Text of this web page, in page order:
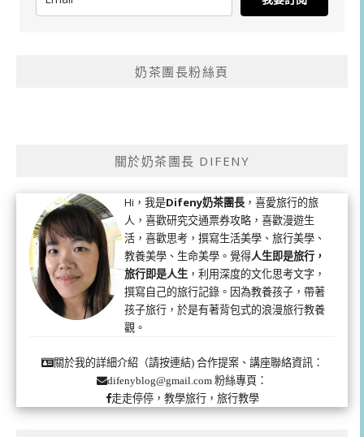
奶茶團長粉絲頁
關於奶茶團長 DIFENY
Hi，我是Difeny奶茶團長 ，喜愛旅行的旅
人，喜歡研究交通票券攻略，喜歡漫遊生
活，喜歡思考，撰寫生活美學、旅行美學、
教養美學、生命美學。覺得人生即是旅行，
旅行即是人生 ，利用深度的文化思考文字，
撰寫自己的旅行記錄。因為教養孩子，帶著
孩子旅行，於是有著背包式的浪漫旅行教養
觀。
關於我的詳細介紹（請按連結)合作提案、講座聯絡資訊：
difenyblog@gmail.com 粉絲專頁：
走走停停，教學旅行，旅行教學